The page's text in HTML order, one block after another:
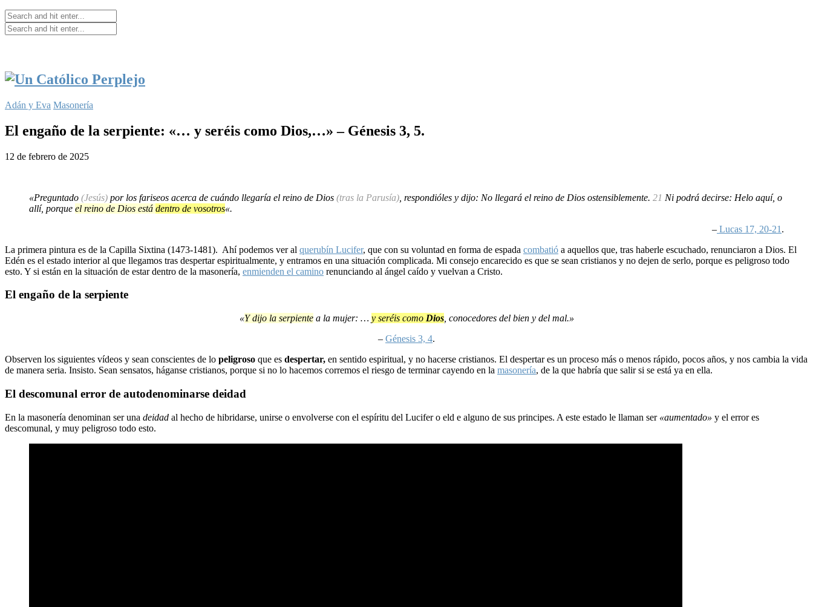
Adán y Eva Masonería
El engaño de la serpiente: «… y seréis como Dios,…» – Génesis 3, 5.
12 de febrero de 2025
«Preguntado (Jesús) por los fariseos acerca de cuándo llegaría el reino de Dios (tras la Parusía) , respondióles y dijo: No llegará el reino de Dios ostensiblemente. 21 Ni podrá decirse: Helo aquí, o
allí, porque el reino de Dios está dentro de vosotros«.
– Lucas 17, 20-21 .
La primera pintura es de la Capilla Sixtina (1473-1481). Ahí podemos ver al querubín Lucifer, que con su voluntad en forma de espada combatió a aquellos que, tras haberle escuchado, renunciaron a Dios. El
Edén es el estado interior al que llegamos tras despertar espiritualmente, y entramos en una situación complicada. Mi consejo encarecido es que se sean cristianos y no dejen de serlo, porque es peligroso todo
esto. Y si están en la situación de estar dentro de la masonería, enmienden el camino renunciando al ángel caído y vuelvan a Cristo.
El engaño de la serpiente
«Y dijo la serpientea la mujer: … y seréis como Dios, conocedores del bien y del mal.»
– Génesis 3, 4.
Observen los siguientes vídeos y sean conscientes de lo peligroso que es despertar, en sentido espiritual, y no hacerse cristianos. El despertar es un proceso más o menos rápido, pocos años, y nos cambia la vida
de manera seria. Insisto. Sean sensatos, háganse cristianos, porque si no lo hacemos corremos el riesgo de terminar cayendo en la masonería, de la que habría que salir si se está ya en ella.
El descomunal error de autodenominarse deidad
En la masonería denominan ser una deidad al hecho de hibridarse, unirse o envolverse con el espíritu del Lucifer o eld e alguno de sus principes. A este estado le llaman ser «aumentado» y el error es
descomunal, y muy peligroso todo esto.